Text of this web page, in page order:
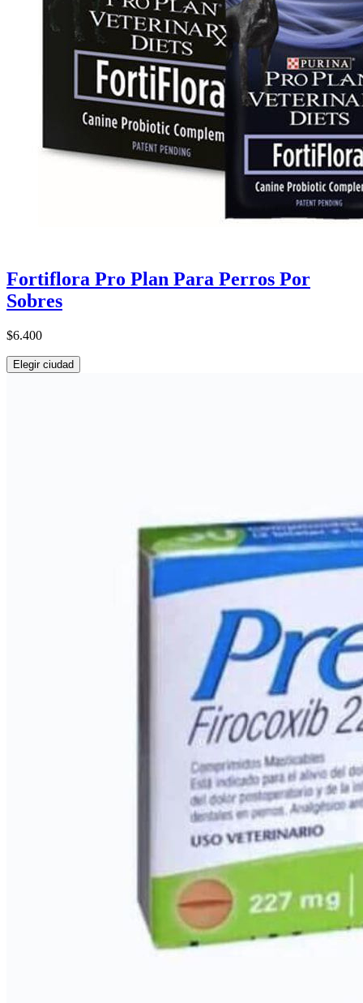
Fortiflora Pro Plan Para Perros Por
Sobres
$6.400
Elegir ciudad